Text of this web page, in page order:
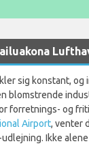
sig konstant,
blomstrende
forretnings- og
Airport, venter
Ikke